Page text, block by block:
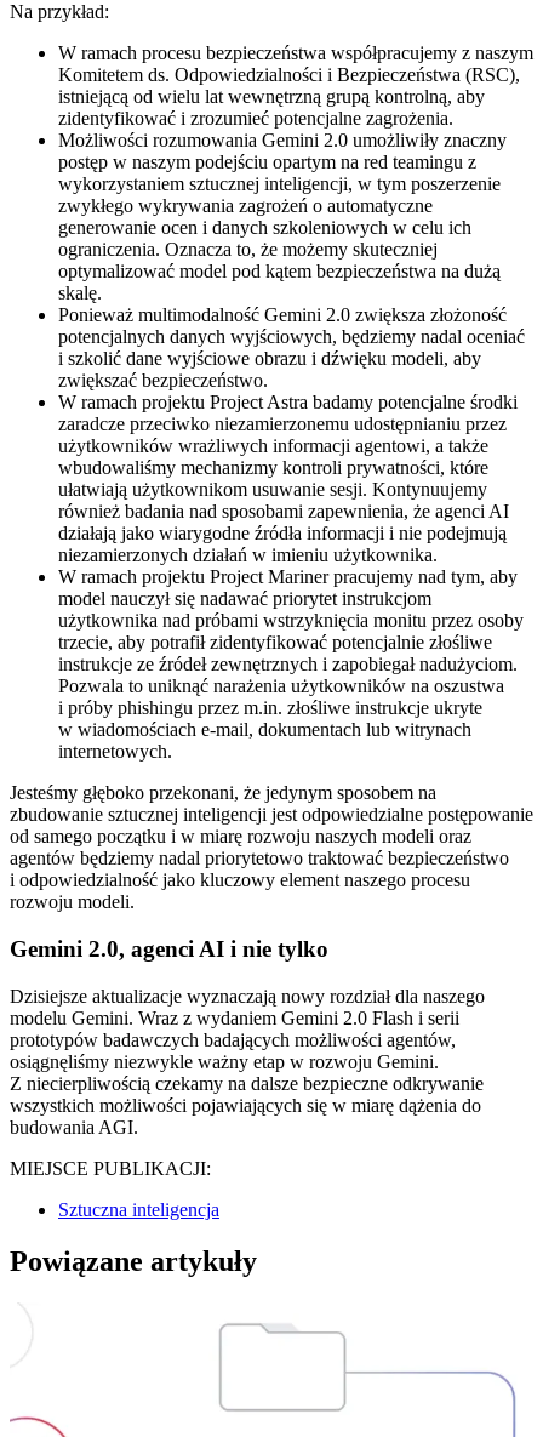
Na przykład:
W ramach procesu bezpieczeństwa współpracujemy z naszym
Komitetem ds. Odpowiedzialności i Bezpieczeństwa (RSC),
istniejącą od wielu lat wewnętrzną grupą kontrolną, aby
zidentyfikować i zrozumieć potencjalne zagrożenia.
Możliwości rozumowania Gemini 2.0 umożliwiły znaczny
postęp w naszym podejściu opartym na red teamingu z
wykorzystaniem sztucznej inteligencji, w tym poszerzenie
zwykłego wykrywania zagrożeń o automatyczne
generowanie ocen i danych szkoleniowych w celu ich
ograniczenia. Oznacza to, że możemy skuteczniej
optymalizować model pod kątem bezpieczeństwa na dużą
skalę.
Ponieważ multimodalność Gemini 2.0 zwiększa złożoność
potencjalnych danych wyjściowych, będziemy nadal oceniać
i szkolić dane wyjściowe obrazu i dźwięku modeli, aby
zwiększać bezpieczeństwo.
W ramach projektu Project Astra badamy potencjalne środki
zaradcze przeciwko niezamierzonemu udostępnianiu przez
użytkowników wrażliwych informacji agentowi, a także
wbudowaliśmy mechanizmy kontroli prywatności, które
ułatwiają użytkownikom usuwanie sesji. Kontynuujemy
również badania nad sposobami zapewnienia, że agenci AI
działają jako wiarygodne źródła informacji i nie podejmują
niezamierzonych działań w imieniu użytkownika.
W ramach projektu Project Mariner pracujemy nad tym, aby
model nauczył się nadawać priorytet instrukcjom
użytkownika nad próbami wstrzyknięcia monitu przez osoby
trzecie, aby potrafił zidentyfikować potencjalnie złośliwe
instrukcje ze źródeł zewnętrznych i zapobiegał nadużyciom.
Pozwala to uniknąć narażenia użytkowników na oszustwa
i próby phishingu przez m.in. złośliwe instrukcje ukryte
w wiadomościach e-mail, dokumentach lub witrynach
internetowych.
Jesteśmy głęboko przekonani, że jedynym sposobem na
zbudowanie sztucznej inteligencji jest odpowiedzialne postępowanie
od samego początku i w miarę rozwoju naszych modeli oraz
agentów będziemy nadal priorytetowo traktować bezpieczeństwo
i odpowiedzialność jako kluczowy element naszego procesu
rozwoju modeli.
Gemini 2.0, agenci AI i nie tylko
Dzisiejsze aktualizacje wyznaczają nowy rozdział dla naszego
modelu Gemini. Wraz z wydaniem Gemini 2.0 Flash i serii
prototypów badawczych badających możliwości agentów,
osiągnęliśmy niezwykle ważny etap w rozwoju Gemini.
Z niecierpliwością czekamy na dalsze bezpieczne odkrywanie
wszystkich możliwości pojawiających się w miarę dążenia do
budowania AGI.
MIEJSCE PUBLIKACJI:
Sztuczna inteligencja
Powiązane artykuły